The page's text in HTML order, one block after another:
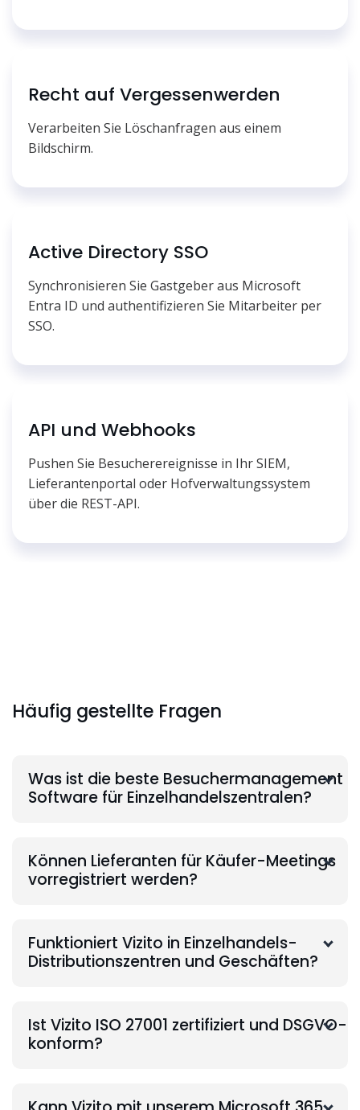
Recht auf Vergessenwerden
Verarbeiten Sie Löschanfragen aus einem
Bildschirm.
Active Directory SSO
Synchronisieren Sie Gastgeber aus Microsoft
Entra ID und authentifizieren Sie Mitarbeiter per
SSO.
API und Webhooks
Pushen Sie Besucherereignisse in Ihr SIEM,
Lieferantenportal oder Hofverwaltungssystem
über die REST-API.
Häufig gestellte Fragen
Was ist die beste Besuchermanagement
Software für Einzelhandelszentralen?
Können Lieferanten für Käufer-Meetings
vorregistriert werden?
Funktioniert Vizito in Einzelhandels-
Distributionszentren und Geschäften?
Ist Vizito ISO 27001 zertifiziert und DSGVO-
konform?